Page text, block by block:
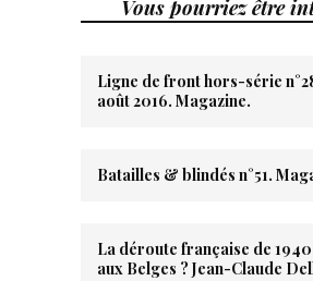
Vous pourriez être
Ligne de front hors-série
août 2016. Magazine.
Batailles & blindés n°51.
La déroute française de
aux Belges ? Jean-Claude